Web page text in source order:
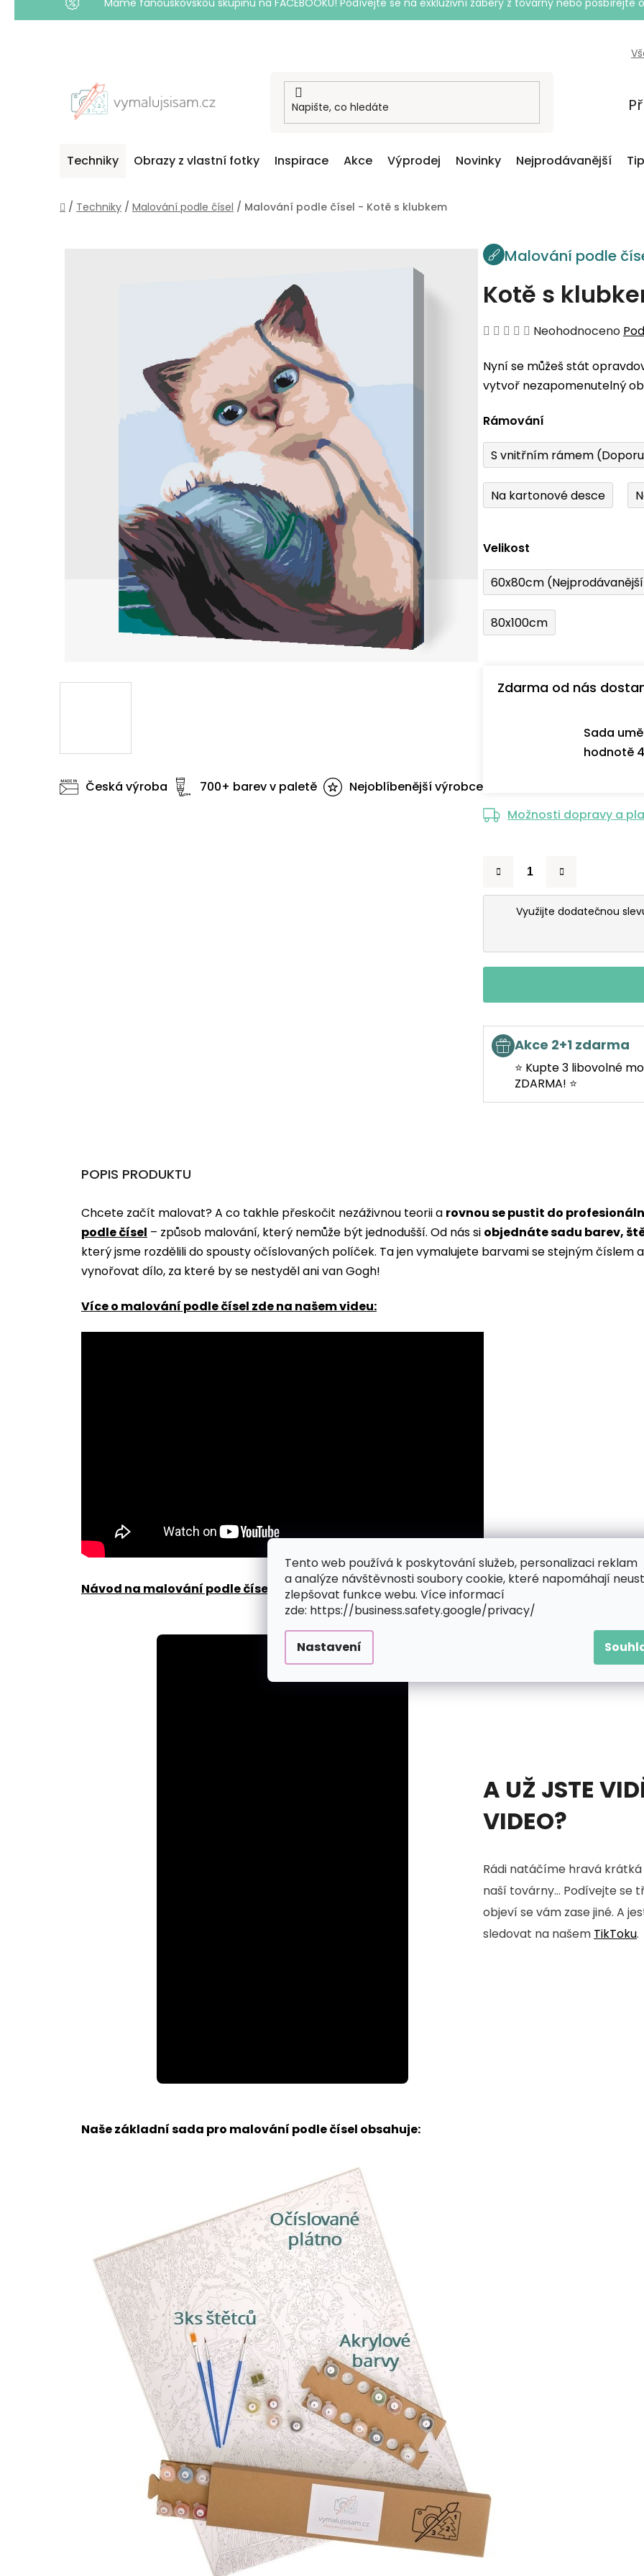
Tento web používá k poskytování služeb, personalizaci reklam
a analýze návštěvnosti soubory cookie, které napomáhají
zlepšovat funkce webu. Více informací
zde: https://business.safety.google/privacy/
Nastavení
Máme fanouškovskou skupinu na FACEBOOKU! Podívejte se na exkluzivní záběry z továrny nebo
Techniky Obrazy z vlastní fotky Inspirace Akce Výprodej Novinky Nejprodávanější
Domů
/ Techniky / Malování podle čísel / Malování podle čísel - Kotě s klubkem
Malování podle
Kotě s
Průměrné
produktu
je
z
5
hvězdiček.
Neohodnoceno
Nyní se můžeš stát
vytvoř nezapomenutelný
Rámování
S vnitřním rámem
Na kartonové desce
Velikost
60x80cm
80x100cm
Zdarma od nás
Sada
hodnotě
Možnosti dopravy a
Využijte dodatečnou
Akce 2+1 zdarma
⭐ Kupte 3 libovolné
ZDARMA! ⭐
Česká výroba 700+ barev v paletě Nejoblíbenější výrobce
POPIS PRODUKTU
Chcete začít malovat? A co takhle přeskočit nezáživnou teorii a rovnou se pustit do
podle čísel ­­– způsob malování, který nemůže být jednodušší. Od nás si objednáte sadu barev,
který jsme rozdělili do spousty očíslovaných políček. Ta jen vymalujete barvami se stejným číslem
vynořovat dílo, za které by se nestyděl ani van Gogh!
Více o malování podle čísel zde na našem videu:
Návod na malování podle čísel zde.
100.00%
A UŽ JSTE
VIDEO?
Rádi natáčíme hravá krátká
naší továrny... Podívejte se
objeví se vám zase jiné. A
sledovat na našem TikToku.
Naše základní sada pro malování podle čísel obsahuje: